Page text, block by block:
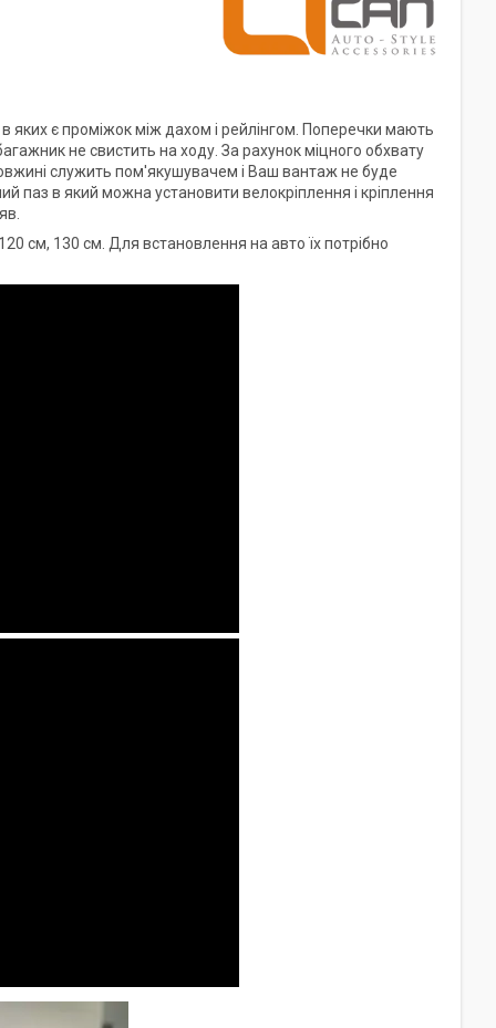
яких є проміжок між дахом і рейлінгом. Поперечки мають
не свистить на ходу. За рахунок міцного обхвату
служить пом'якушувачем і Ваш вантаж не буде
в який можна установити велокріплення і кріплення
см, 130 см. Для встановлення на авто їх потрібно